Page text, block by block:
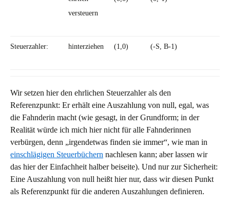
versteuern
Steuerzahler: hinterziehen (1,0) (-S, B-1)
Wir setzen hier den ehrlichen Steuerzahler als den
Referenzpunkt: Er erhält eine Auszahlung von null, egal, was
die Fahnderin macht (wie gesagt, in der Grundform; in der
Realität würde ich mich hier nicht für alle Fahnderinnen
verbürgen, denn „irgendetwas finden sie immer“, wie man in
einschlägigen Steuerbüchern nachlesen kann; aber lassen wir
das hier der Einfachheit halber beiseite). Und nur zur Sicherheit:
Eine Auszahlung von null heißt hier nur, dass wir diesen Punkt
als Referenzpunkt für die anderen Auszahlungen definieren.